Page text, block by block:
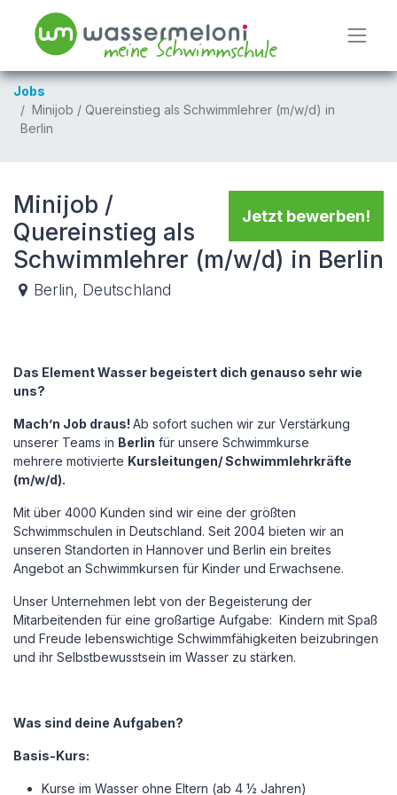
Jobs
Minijob / Quereinstieg als Schwimmlehrer (m/w/d) in
Berlin
Jetzt bewerben!
Minijob /
Quereinstieg als
Schwimmlehrer (m/w/d) in Berlin
Berlin, Deutschland
Das Element Wasser begeistert dich genauso sehr wie
uns?
Mach’n Job draus! Ab sofort suchen wir zur Verstärkung
unserer Teams in Berlin für unsere Schwimmkurse
mehrere motivierte Kursleitungen/ Schwimmlehrkräfte
(m/w/d).
Mit über 4000 Kunden sind wir eine der größten
Schwimmschulen in Deutschland. Seit 2004 bieten wir an
unseren Standorten in Hannover und Berlin ein breites
Angebot an Schwimmkursen für Kinder und Erwachsene.
Unser Unternehmen lebt von der Begeisterung der
Mitarbeitenden für eine großartige Aufgabe: Kindern mit Spaß
und Freude lebenswichtige Schwimmfähigkeiten beizubringen
und ihr Selbstbewusstsein im Wasser zu stärken.
Was sind deine Aufgaben?
Basis-Kurs:
Kurse im Wasser ohne Eltern (ab 4 ½ Jahren)